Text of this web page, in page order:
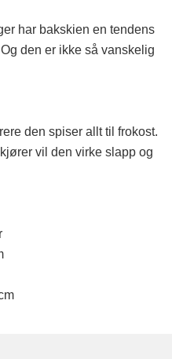
har bakskien en tendens
den er ikke så vanskelig
den spiser allt til frokost.
vil den virke slapp og